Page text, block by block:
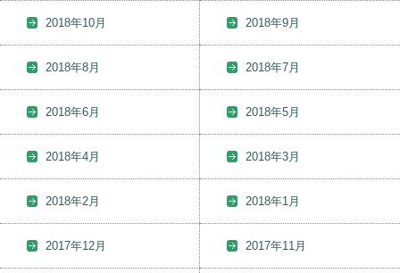
2018年10月 2018年9月
2018年8月 2018年7月
2018年6月 2018年5月
2018年4月 2018年3月
2018年2月 2018年1月
2017年12月 2017年11月